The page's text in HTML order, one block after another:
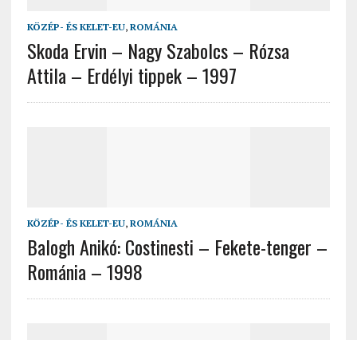
KÖZÉP- ÉS KELET-EU, ROMÁNIA
Skoda Ervin – Nagy Szabolcs – Rózsa
Attila – Erdélyi tippek – 1997
KÖZÉP- ÉS KELET-EU, ROMÁNIA
Balogh Anikó: Costinesti – Fekete-tenger –
Románia – 1998